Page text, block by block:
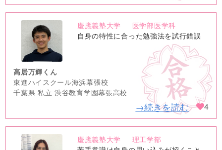
no
image
慶應義塾大学
医学部医学科
自身の特性に合った勉強法を試行錯誤
高居万輝くん
東進ハイスクール海浜幕張校
千葉県 私立 渋谷教育学園幕張高校
→続きを読む 4
慶應義塾大学
理工学部